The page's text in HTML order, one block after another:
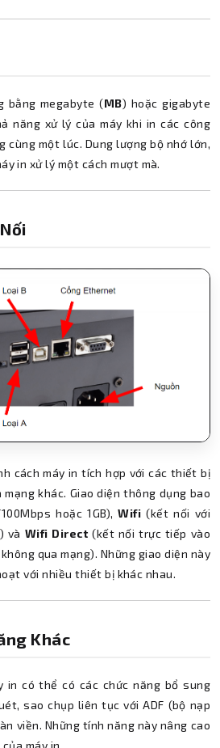
bằng megabyte (MB) hoặc gigabyte
năng xử lý của máy khi in các công
cùng một lúc. Dung lượng bộ nhớ lớn,
in xử lý một cách mượt mà.
cách máy in tích hợp với các thiết bị
khác. Giao diện thông dụng bao
hoặc 1GB),Wifi(kết nối với
và Wifi Direct (kết nối trực tiếp vào
qua mạng). Những giao diện này
với nhiều thiết bị khác nhau.
Khác
in có thể có các chức năng bổ sung
sao chụp liên tục với ADF (bộ nạp
viền. Những tính năng này nâng cao
máy in.